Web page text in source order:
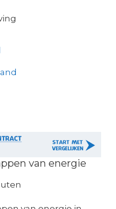
van energie